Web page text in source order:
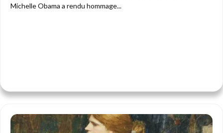
Michelle Obama a rendu hommage...